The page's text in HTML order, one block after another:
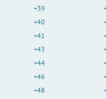
+39
+40
+41
+43
+44
+46
+48